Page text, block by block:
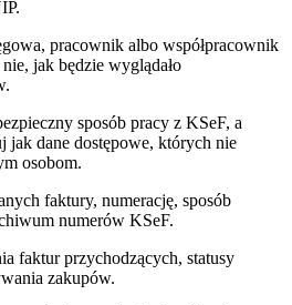
pracownik albo współpracownik
jak będzie wyglądało
sposób pracy z KSeF, a
dane dostępowe, których nie
osobom.
faktury, numerację, sposób
numerów KSeF.
faktur przychodzących, statusy
zakupów.